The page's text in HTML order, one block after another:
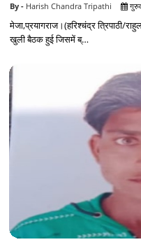
Harish Chandra Tripathi
मेजा,प्रयागराज।(हरिश्चंद्र त्रिपाठी/
खुली बैठक हुई जिसमें ब्…